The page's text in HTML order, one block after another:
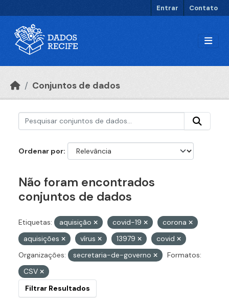
Entrar Contato
Conjuntos de dados
Ordenar por
Não foram encontrados
conjuntos de dados
Etiquetas: aquisição covid-19
corona
aquisições
vírus 13979
covid
Organizações:
secretaria-de-governo
Formatos:
CSV
Filtrar Resultados